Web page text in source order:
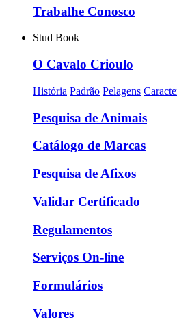
Trabalhe Conosco
Stud Book
O Cavalo Crioulo
História Padrão Pelagens
Pesquisa de Animais
Catálogo de Marcas
Pesquisa de Afixos
Validar Certificado
Regulamentos
Serviços On-line
Formulários
Valores